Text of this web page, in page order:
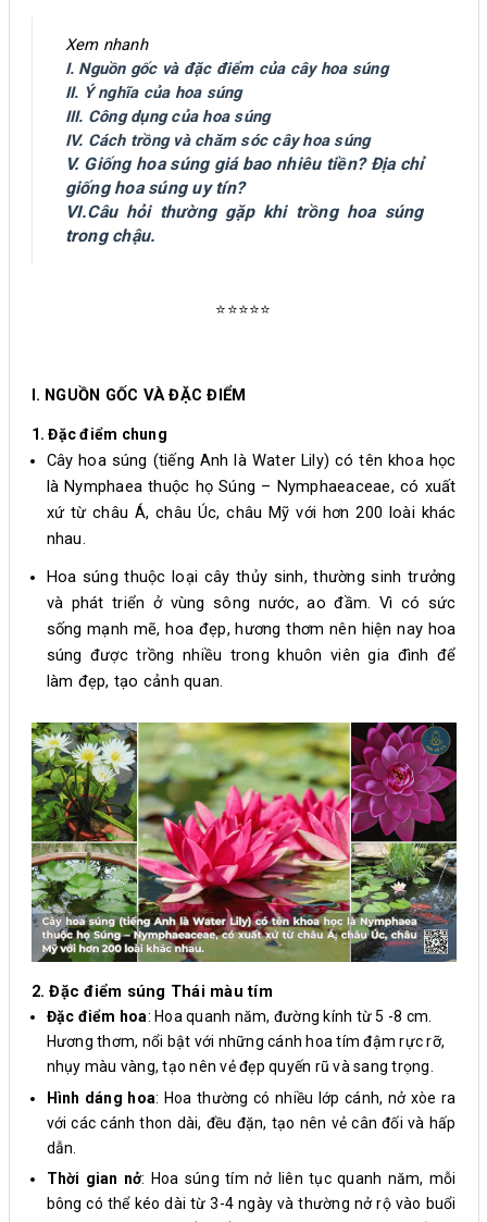
Xem nhanh
I. Nguồn gốc và đặc điểm của cây hoa súng
II. Ý nghĩa của hoa súng
III. Công dụng của hoa súng
IV. Cách trồng và chăm sóc cây hoa súng
V. Giống hoa súng giá bao nhiêu tiền? Địa chỉ
giống hoa súng uy tín?
VI.Câu hỏi thường gặp khi trồng hoa súng
trong chậu.
⭐⭐⭐⭐⭐
I. NGUỒN GỐC VÀ ĐẶC ĐIỂM
1. Đặc điểm chung
Cây hoa súng (tiếng Anh là Water Lily) có tên khoa học
là Nymphaea thuộc họ Súng – Nymphaeaceae, có xuất
xứ từ châu Á, châu Úc, châu Mỹ với hơn 200 loài khác
nhau.
Hoa súng thuộc loại cây thủy sinh, thường sinh trưởng
và phát triển ở vùng sông nước, ao đầm. Vì có sức
sống mạnh mẽ, hoa đẹp, hương thơm nên hiện nay hoa
súng được trồng nhiều trong khuôn viên gia đình để
làm đẹp, tạo cảnh quan.
2. Đặc điểm súng Thái màu tím
Đặc điểm hoa: Hoa quanh năm, đường kính từ 5 -8 cm.
Hương thơm, nổi bật với những cánh hoa tím đậm rực rỡ,
nhụy màu vàng, tạo nên vẻ đẹp quyến rũ và sang trọng.
Hình dáng hoa: Hoa thường có nhiều lớp cánh, nở xòe ra
với các cánh thon dài, đều đặn, tạo nên vẻ cân đối và hấp
dẫn.
Thời gian nở: Hoa súng tím nở liên tục quanh năm, mỗi
bông có thể kéo dài từ 3-4 ngày và thường nở rộ vào buổi